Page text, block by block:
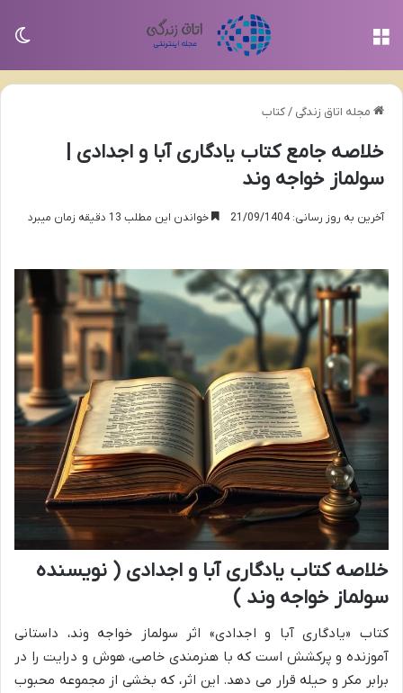
مجله اتاق زندگی /کتاب
خلاصه جامع کتاب یادگاری آبا و اجدادی |
سولماز خواجه وند
آخرین به روز رسانی: 21/09/1404 خواندن این مطلب 13 دقیقه زمان میبرد
خلاصه کتاب یادگاری آبا و اجدادی ( نویسنده
سولماز خواجه وند )
کتاب «یادگاری آبا و اجدادی» اثر سولماز خواجه وند، داستانی
آموزنده و پرکشش است که با هنرمندی خاصی، هوش و درایت را در
برابر مکر و حیله قرار می دهد. این اثر، که بخشی از مجموعه محبوب